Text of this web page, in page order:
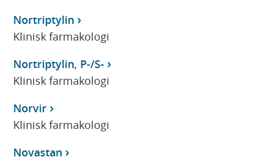
Nortriptylin
Klinisk farmakologi
Nortriptylin, P-/S-
Klinisk farmakologi
Norvir
Klinisk farmakologi
Novastan